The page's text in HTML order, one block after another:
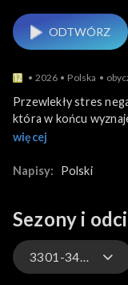
ODTWÓRZ
2026 Polska
Przewlekły stres
która w końcu
Natomiast Renata
natychmiastowym
więcej
Napisy: Polski
Sezony i
3301-3400